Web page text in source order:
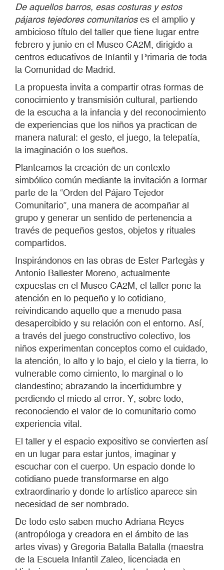
De aquellos barros, esas costuras y estos
pájaros tejedores comunitarioses el amplio y
ambicioso título del taller que tiene lugar entre
febrero y junio en el Museo CA2M, dirigido a
centros educativos de Infantil y Primaria de toda
la Comunidad de Madrid.
La propuesta invita a compartir otras formas de
conocimiento y transmisión cultural, partiendo
de la escucha a la infancia y del reconocimiento
de experiencias que los niños ya practican de
manera natural: el gesto, el juego, la telepatía,
la imaginación o los sueños.
Planteamos la creación de un contexto
simbólico común mediante la invitación a formar
parte de la “Orden del Pájaro Tejedor
Comunitario”, una manera de acompañar al
grupo y generar un sentido de pertenencia a
través de pequeños gestos, objetos y rituales
compartidos.
Inspirándonos en las obras de Ester Partegàs y
Antonio Ballester Moreno, actualmente
expuestas en el Museo CA2M, el taller pone la
atención en lo pequeño y lo cotidiano,
reivindicando aquello que a menudo pasa
desapercibido y su relación con el entorno. Así,
a través del juego constructivo colectivo, los
niños experimentan conceptos como el cuidado,
la atención, lo alto y lo bajo, el cielo y la tierra, lo
vulnerable como cimiento, lo marginal o lo
clandestino; abrazando la incertidumbre y
perdiendo el miedo al error. Y, sobre todo,
reconociendo el valor de lo comunitario como
experiencia vital.
El taller y el espacio expositivo se convierten así
en un lugar para estar juntos, imaginar y
escuchar con el cuerpo. Un espacio donde lo
cotidiano puede transformarse en algo
extraordinario y donde lo artístico aparece sin
necesidad de ser nombrado.
De todo esto saben mucho Adriana Reyes
(antropóloga y creadora en el ámbito de las
artes vivas) y Gregoria Batalla Batalla (maestra
de la Escuela Infantil Zaleo, licenciada en